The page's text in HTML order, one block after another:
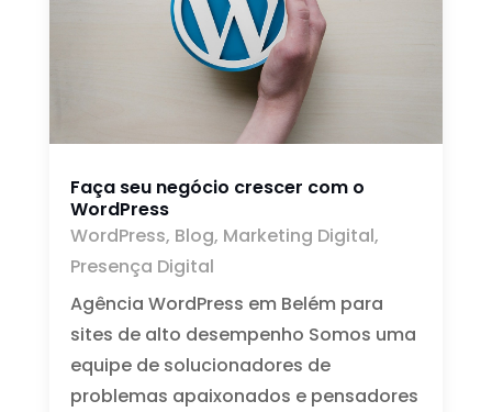
Faça seu negócio crescer com o
WordPress
WordPress, Blog, Marketing Digital,
Presença Digital
Agência WordPress em Belém para
sites de alto desempenho Somos uma
equipe de solucionadores de
problemas apaixonados e pensadores